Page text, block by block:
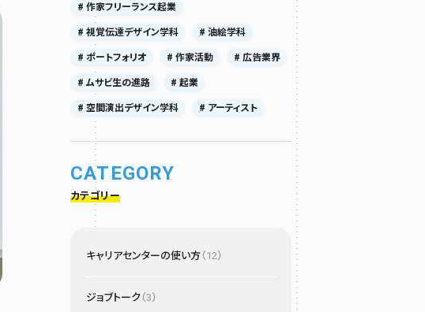
# 作家フリーランス起業
# 視覚伝達デザイン学科 # 油絵学科
# ポートフォリオ # 作家活動 # 広告業界
# ムサビ生の進路 # 起業
# 空間演出デザイン学科 # アーティスト
CATEGORY
カテゴリー
キャリアセンターの使い方 （12）
ジョブトーク （3）